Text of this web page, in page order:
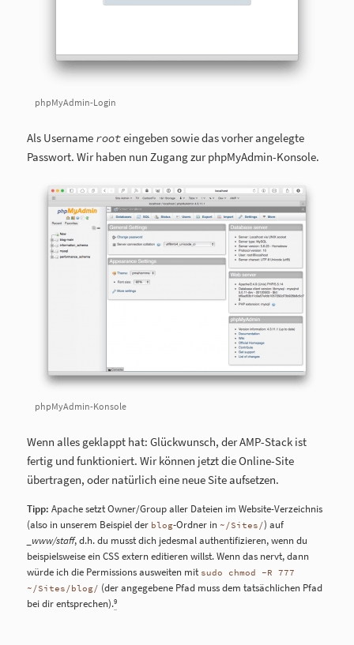
phpMyAdmin-Login
Als Username rooteingeben sowie das vorher angelegte
Passwort. Wir haben nun Zugang zur phpMyAdmin-Konsole.
phpMyAdmin-Konsole
Wenn alles geklappt hat: Glückwunsch, der AMP-Stack ist
fertig und funktioniert. Wir können jetzt die Online-Site
übertragen, oder natürlich eine neue Site aufsetzen.
Tipp: Apache setzt Owner/Group aller Dateien im Website-Verzeichnis
(also in unserem Beispiel der blog-Ordner in ~/Sites/) auf
_www/staff, d.h. du musst dich jedesmal authentifizieren, wenn du
beispielsweise ein CSS extern editieren willst. Wenn das nervt, dann
würde ich die Permissions ausweiten mit sudo chmod -R 777
~/Sites/blog/ (der angegebene Pfad muss dem tatsächlichen Pfad
bei dir entsprechen).9